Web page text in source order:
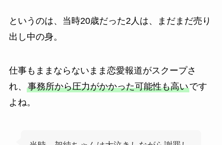
というのは、当時20歳だった2人は、まだまだ売り
出し中の身。
仕事もままならないまま恋愛報道がスクープさ
れ、 事務所から圧力がかかった可能性も高いです
よね。